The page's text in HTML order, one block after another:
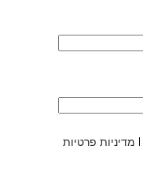
מדיניות פרטיות